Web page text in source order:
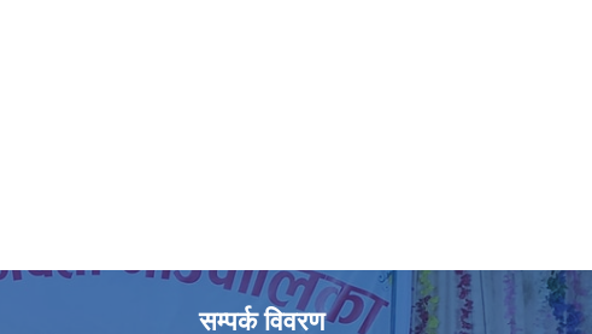
सम्पर्क विवरण